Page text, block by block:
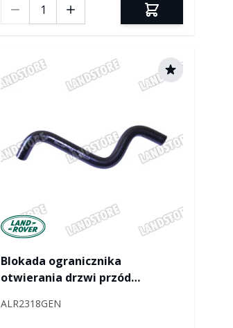
Manufactured by Land rover
Blokada ogranicznika
otwierania drzwi przód
ALR2318GEN